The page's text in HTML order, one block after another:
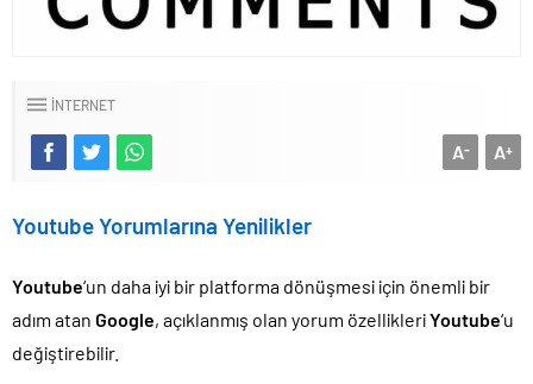
INTERNET
A+
A-
Youtube Yorumlarına Yenilikler
Youtube‘un daha iyi bir platforma dönüşmesi için önemli bir
adım atan Google, açıklanmış olan yorum özellikleriYoutube‘u
değiştirebilir.